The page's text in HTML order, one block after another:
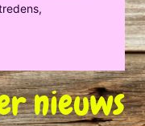
nieuws